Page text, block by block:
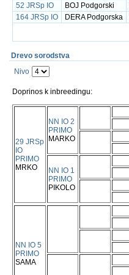
52 JRSp IO
BOJ Podgorski
164 JRSp IO
DERA Podgorska
Drevo sorodstva
Nivo
Doprinos k inbreedingu:
29 JRSp
IO
PRIMO
MRKO
NN IO 2
PRIMO
MARKO
NN IO 1
PRIMO
PIKOLO
NN IO 5
PRIMO
SAMA